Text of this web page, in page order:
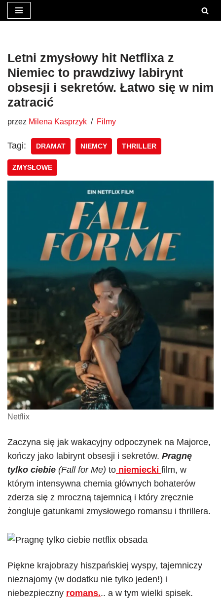
treści
Letni zmysłowy hit Netflixa z
Niemiec to prawdziwy labirynt
obsesji i sekretów. Łatwo się w nim
zatracić
przez Milena Kasprzyk Filmy
Tagi: DRAMAT NIEMCY THRILLER
ZMYSŁOWE
Netflix
Zaczyna się jak wakacyjny odpoczynek na Majorce,
kończy jako labirynt obsesji i sekretów. Pragnę
tylko ciebie (Fall for Me) to niemiecki film, w
którym intensywna chemia głównych bohaterów
zderza się z mroczną tajemnicą i który zręcznie
żongluje gatunkami zmysłowego romansu i thrillera.
Piękne krajobrazy hiszpańskiej wyspy, tajemniczy
nieznajomy (w dodatku nie tylko jeden!) i
niebezpieczny romans... a w tym wielki spisek.